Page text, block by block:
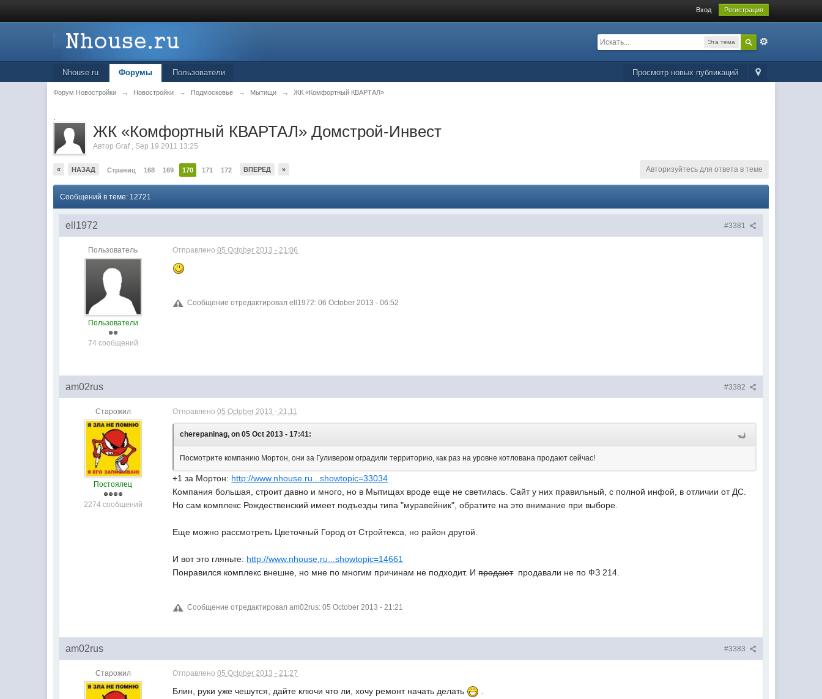
Вход Регистрация
Эта тема
Просмотр новых публикаций
Nhouse.ru Форумы Пользователи
Форум Новостройки → Новостройки → Подмосковье → Мытищи → ЖК «Комфортный КВАРТАЛ»
.
ЖК «Комфортный КВАРТАЛ» Домстрой-Инвест
АвторGraf , Sep 19 2011 13:25
« НАЗАД Страниц 168 169 170 171 172 ВПЕРЕД » Авторизуйтесь для ответа в теме
Сообщений в теме: 12721
#3381
ell1972
Пользователь
Пользователи
74 сообщений
Отправлено05 October 2013 - 21:06
Сообщение отредактировал ell1972: 06 October 2013 - 06:52
#3382
am02rus
Старожил
Постоялец
2274 сообщений
Отправлено05 October 2013 - 21:11
cherepaninag, on 05 Oct 2013 - 17:41:
Посмотрите компанию Мортон, они за Гуливером оградили территорию, как раз на уровне котлована продают сейчас!
+1 за Мортон: http://www.nhouse.ru...showtopic=33034
Компания большая, строит давно и много, но в Мытищах вроде еще не светилась. Сайт у них правильный, с полной инфой, в отличии от ДС.
Но сам комплекс Рождественский имеет подъезды типа "муравейник", обратите на это внимание при выборе.
Еще можно рассмотреть Цветочный Город от Стройтекса, но район другой.
И вот это гляньте: http://www.nhouse.ru...showtopic=14661
Понравился комплекс внешне, но мне по многим причинам не подходит. Ипродаютпродавали не по ФЗ 214.
Сообщение отредактировал am02rus: 05 October 2013 - 21:21
#3383
am02rus
Старожил Отправлено05 October 2013 - 21:27
Блин, руки уже чешутся, дайте ключи что ли, хочу ремонт начать делать